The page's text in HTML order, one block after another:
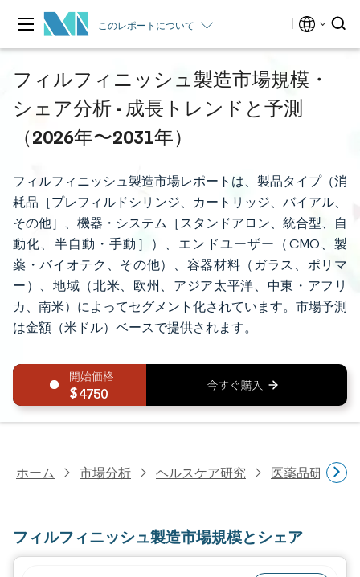
このレポートについて
フィルフィニッシュ製造市場規模・
シェア分析 - 成長トレンドと予測
（2026年〜2031年）
フィルフィニッシュ製造市場レポートは、製品タイプ（消
耗品［プレフィルドシリンジ、カートリッジ、バイアル、
その他］、機器・システム［スタンドアロン、統合型、自
動化、半自動・手動］）、エンドユーザー（CMO、製
薬・バイオテク、その他）、容器材料（ガラス、ポリマ
ー）、地域（北米、欧州、アジア太平洋、中東・アフリ
カ、南米）によってセグメント化されています。市場予測
は金額（米ドル）ベースで提供されます。
4750
ホーム 市場分析 ヘルスケア研究 医薬品研究
フィルフィニッシュ製造市場規模とシェア